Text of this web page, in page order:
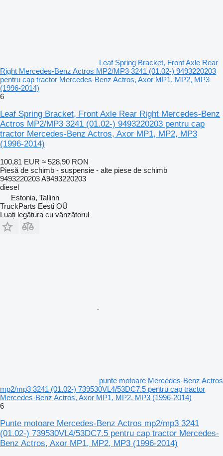
Leaf Spring Bracket, Front Axle Rear
Right Mercedes-Benz Actros MP2/MP3 3241 (01.02-) 9493220203
pentru cap tractor Mercedes-Benz Actros, Axor MP1, MP2, MP3
(1996-2014)
6
Leaf Spring Bracket, Front Axle Rear Right Mercedes-Benz
Actros MP2/MP3 3241 (01.02-) 9493220203 pentru cap
tractor Mercedes-Benz Actros, Axor MP1, MP2, MP3
(1996-2014)
100,81 EUR ≈ 528,90 RON
Piesă de schimb - suspensie - alte piese de schimb
9493220203 A9493220203
diesel
Estonia, Tallinn
TruckParts Eesti OÜ
Luați legătura cu vânzătorul
punte motoare Mercedes-Benz Actros
mp2/mp3 3241 (01.02-) 739530VL4/53DC7.5 pentru cap tractor
Mercedes-Benz Actros, Axor MP1, MP2, MP3 (1996-2014)
6
Punte motoare Mercedes-Benz Actros mp2/mp3 3241
(01.02-) 739530VL4/53DC7.5 pentru cap tractor Mercedes-
Benz Actros, Axor MP1, MP2, MP3 (1996-2014)